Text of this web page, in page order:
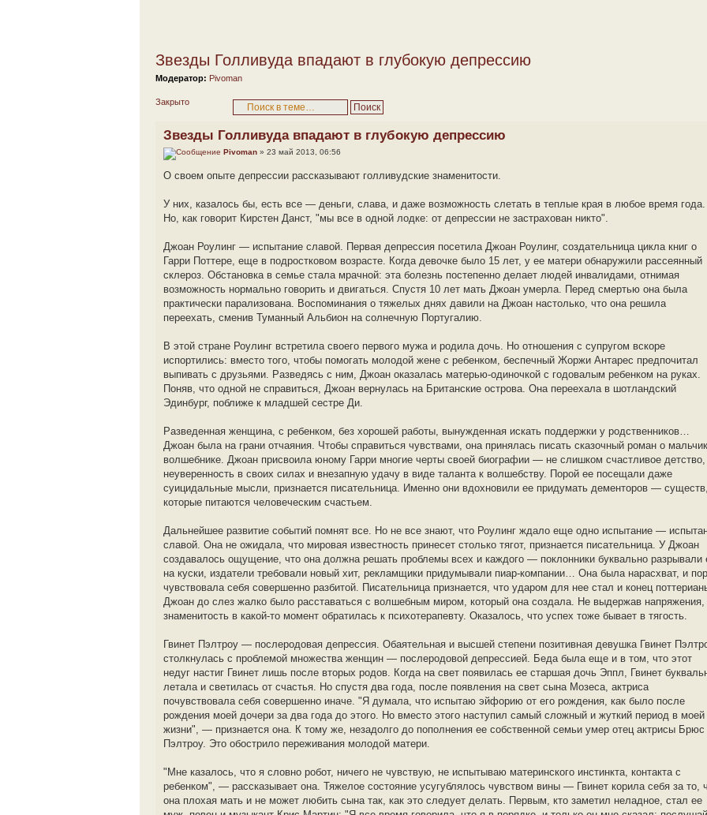
Звезды Голливуда впадают в глубокую депрессию
Модератор: Pivoman
Закрыто
Звезды Голливуда впадают в глубокую депрессию
Pivoman » 23 май 2013, 06:56
О своем опыте депрессии рассказывают голливудские знаменитости.
У них, казалось бы, есть все — деньги, слава, и даже возможность слетать в теплые края в любое время года.
Но, как говорит Кирстен Данст, "мы все в одной лодке: от депрессии не застрахован никто".
Джоан Роулинг — испытание славой. Первая депрессия посетила Джоан Роулинг, создательница цикла книг о
Гарри Поттере, еще в подростковом возрасте. Когда девочке было 15 лет, у ее матери обнаружили рассеянный
склероз. Обстановка в семье стала мрачной: эта болезнь постепенно делает людей инвалидами, отнимая
возможность нормально говорить и двигаться. Спустя 10 лет мать Джоан умерла. Перед смертью она была
практически парализована. Воспоминания о тяжелых днях давили на Джоан настолько, что она решила
переехать, сменив Туманный Альбион на солнечную Португалию.
В этой стране Роулинг встретила своего первого мужа и родила дочь. Но отношения с супругом вскоре
испортились: вместо того, чтобы помогать молодой жене с ребенком, беспечный Жоржи Антарес предпочитал
выпивать с друзьями. Разведясь с ним, Джоан оказалась матерью-одиночкой с годовалым ребенком на руках.
Поняв, что одной не справиться, Джоан вернулась на Британские острова. Она переехала в шотландский
Эдинбург, поближе к младшей сестре Ди.
Разведенная женщина, с ребенком, без хорошей работы, вынужденная искать поддержки у родственников…
Джоан была на грани отчаяния. Чтобы справиться чувствами, она принялась писать сказочный роман о
волшебнике. Джоан присвоила юному Гарри многие черты своей биографии — не слишком счастливое детство,
неуверенность в своих силах и внезапную удачу в виде таланта к волшебству. Порой ее посещали даже
суицидальные мысли, признается писательница. Именно они вдохновили ее придумать дементоров — существ,
которые питаются человеческим счастьем.
Дальнейшее развитие событий помнят все. Но не все знают, что Роулинг ждало еще одно испытание —
славой. Она не ожидала, что мировая известность принесет столько тягот, признается писательница. У Джоан
создавалось ощущение, что она должна решать проблемы всех и каждого — поклонники буквально разрывали
на куски, издатели требовали новый хит, рекламщики придумывали пиар-компании… Она была нарасхват, и
чувствовала себя совершенно разбитой. Писательница признается, что ударом для нее стал и конец
Джоан до слез жалко было расставаться с волшебным миром, который она создала. Не выдержав напряжения,
знаменитость в какой-то момент обратилась к психотерапевту. Оказалось, что успех тоже бывает в тягость.
Гвинет Пэлтроу — послеродовая депрессия. Обаятельная и высшей степени позитивная девушка Гвинет
столкнулась с проблемой множества женщин — послеродовой депрессией. Беда была еще и в том, что этот
недуг настиг Гвинет лишь после вторых родов. Когда на свет появилась ее старшая дочь Эппл, Гвинет
летала и светилась от счастья. Но спустя два года, после появления на свет сына Мозеса, актриса
почувствовала себя совершенно иначе. "Я думала, что испытаю эйфорию от его рождения, как было после
рождения моей дочери за два года до этого. Но вместо этого наступил самый сложный и жуткий период в моей
жизни", — признается она. К тому же, незадолго до пополнения ее собственной семьи умер отец актрисы Брюс
Пэлтроу. Это обострило переживания молодой матери.
"Мне казалось, что я словно робот, ничего не чувствую, не испытываю материнского инстинкта, контакта с
ребенком", — рассказывает она. Тяжелое состояние усугублялось чувством вины — Гвинет корила себя за то,
она плохая мать и не может любить сына так, как это следует делать. Первым, кто заметил неладное, стал ее